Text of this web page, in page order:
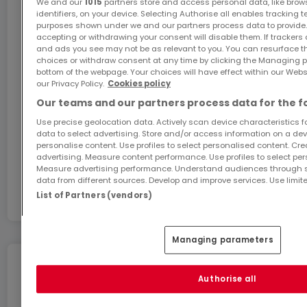
für ein Auto sowie einen Abstellraum.
Im ersten Stock führt eine 10m² große Diele zu
einem hellen Wohnzimmer von 26m², einer
ausgestatteten Küche von 10m², einem
Schlafzimmer von 18m² und einem Badezimmer von
6m².
Die zweite Etage besteht aus zwei großen
Schlafzimmern mit 17m² bzw. 20m² sowie einem
Duschbad von 12m².
Technisch bietet die Immobilie eine Betonstruktur,
Fliesen- und Laminatböden, ein Schieferdach sowie
PVC-Fenster mit Doppelverglasung, die eine
GiGA internet: internet at home
Get 1 month of free internet with the code
ATHOME26 on Luxembourg’s fastest network.
Go for it
In partnership with
Move without any stress
You can benefit from these services for a stress-
identifiers, on your device. Selecting Authorise all enables tracking
purposes shown under we and our partners process data to
accepting or withdrawing your consent will disable them. If
and ads you see may not be as relevant to you. You can resurface
choices or withdraw consent at any time by clicking the Managing
bottom of the webpage. Your choices will have effect within our
our Privacy Policy. Cookies policy
Our teams and our partners process data for the
Use precise geolocation data. Actively scan device characteristics
data to select advertising. Store and/or access information on a
personalise content. Use profiles to select personalised content.
advertising. Measure content performance. Use profiles to select
Measure advertising performance. Understand audiences
data from different sources. Develop and improve services. Use
List of Partners (vendors)
Managing parameters
Authorise all